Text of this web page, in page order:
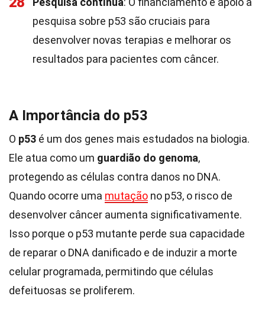
pesquisa sobre p53 são cruciais para
desenvolver novas terapias e melhorar os
resultados para pacientes com câncer.
A Importância do p53
O p53 é um dos genes mais estudados na biologia.
Ele atua como um guardião do genoma,
protegendo as células contra danos no DNA.
Quando ocorre uma mutação no p53, o risco de
desenvolver câncer aumenta significativamente.
Isso porque o p53 mutante perde sua capacidade
de reparar o DNA danificado e de induzir a morte
celular programada, permitindo que células
defeituosas se proliferem.